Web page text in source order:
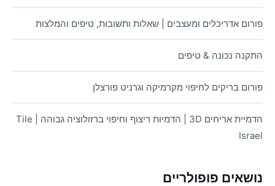
פורום אדריכלים ומעצבים | שאלות ותשובות, טיפים והמלצות
התקנה נכונה & טיפים
פורום בריקים לחיפוי מקרמיקה וגרניט פורצלן
הדמיית אריחים 3D | הדמיות ריצוף וחיפוי ברזולוציה גבוהה | Tile
Israel
נושאים פופולריים